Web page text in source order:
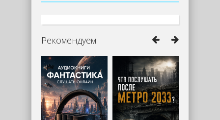
Рекомендуем: